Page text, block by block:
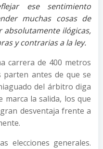
ese sentimiento
muchas cosas de
ilógicas,
y contrarias a la ley.
carrera de 400 metros
parten antes de que se
del árbitro diga
marca la salida, los que
desventaja frente a
elecciones generales.